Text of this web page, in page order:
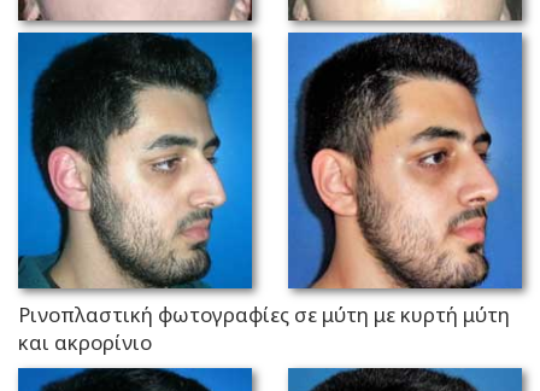
Ρινοπλαστική φωτογραφίες σε μύτη με κυρτή μύτη
και ακρορίνιο